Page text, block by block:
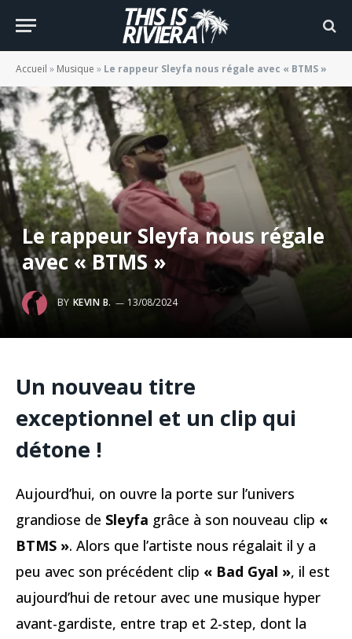
Accueil » Musique » Le rappeur Sleyfa nous régale avec « BTMS »
Le rappeur Sleyfa nous régale
avec « BTMS »
BY KEVIN B. 13/08/2024
Un nouveau titre
exceptionnel et un clip qui
détone !
Aujourd’hui, on ouvre la porte sur l’univers
grandiose de Sleyfa grâce à son nouveau clip «
BTMS ». Alors que l’artiste nous régalait il y a
peu avec son précédent clip « Bad Gyal », il est
aujourd’hui de retour avec une musique hyper
avant-gardiste, entre trap et 2-step, dont la